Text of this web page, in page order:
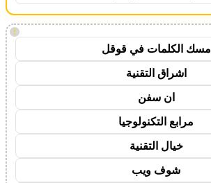
!
مسك الكلمات في قوقل
اشراق التقنية
ان سفن
مرابع التكنولوجيا
خيال التقنية
شوف ويب